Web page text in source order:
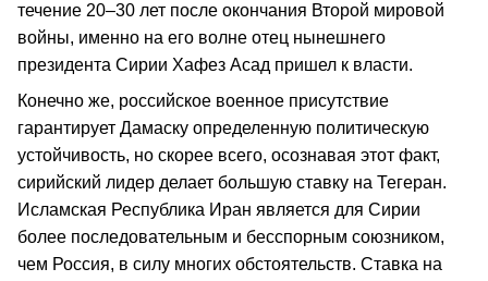
течение 20–30 лет после окончания Второй мировой
войны, именно на его волне отец нынешнего
президента Сирии Хафез Асад пришел к власти.
Конечно же, российское военное присутствие
гарантирует Дамаску определенную политическую
устойчивость, но скорее всего, осознавая этот факт,
сирийский лидер делает большую ставку на Тегеран.
Исламская Республика Иран является для Сирии
более последовательным и бесспорным союзником,
чем Россия, в силу многих обстоятельств. Ставка на